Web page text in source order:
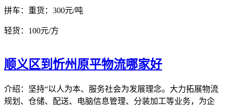
拼车： 重货：300元/吨
轻货： 100元/方
顺义区到忻州原平物流哪家好
介绍：坚持“以人为本、服务社会为发展理念。大力拓展物流
规划、仓储、配送、电脑信息管理、分装加工等业务，为企